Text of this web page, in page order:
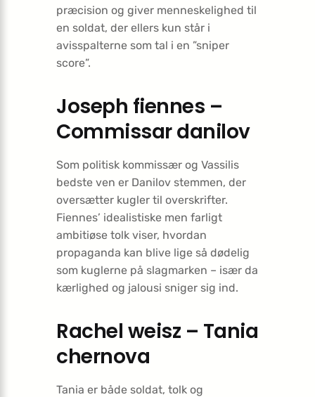
præcision og giver menneskelighed til
en soldat, der ellers kun står i
avisspalterne som tal i en ”sniper
score”.
Joseph fiennes –
Commissar danilov
Som politisk kommissær og Vassilis
bedste ven er Danilov stemmen, der
oversætter kugler til overskrifter.
Fiennes’ idealistiske men farligt
ambitiøse tolk viser, hvordan
propaganda kan blive lige så dødelig
som kuglerne på slagmarken – især da
kærlighed og jalousi sniger sig ind.
Rachel weisz – Tania
chernova
Tania er både soldat, tolk og